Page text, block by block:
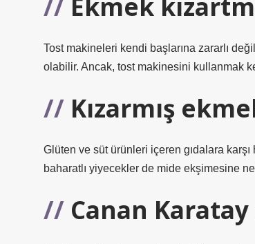
Tost makineleri kendi başlarına zararlı
olabilir. Ancak, tost makinesini kullanmak
Kızarmış
Glüten ve süt ürünleri içeren gıdalara
baharatlı yiyecekler de mide ekşimesine
Canan